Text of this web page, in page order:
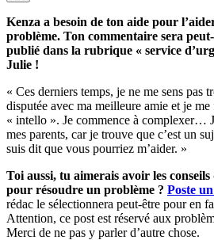
Kenza a besoin de ton aide pour
problème. Ton commentaire sera
publié dans la rubrique « service
Julie !
« Ces derniers temps, je ne me sens pas
disputée avec ma meilleure amie et je
« intello ». Je commence à complexer…
mes parents, car je trouve que c’est un
suis dit que vous pourriez m’aider. »
Toi aussi, tu aimerais avoir les conseils
pour résoudre un problème ? Poste
rédac le sélectionnera peut-être pour en
Attention, ce post est réservé aux
Merci de ne pas y parler d’autre chose.